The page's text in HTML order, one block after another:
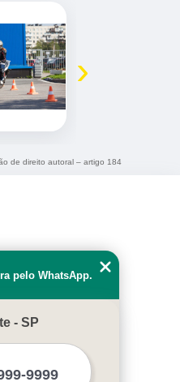
›
de direito autoral – artigo 184
pelo WhatsApp.
- SP